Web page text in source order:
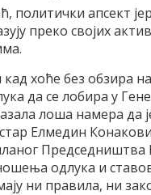
политички апсект
преко својих
хоће без обзира
да се лобира у
лоша намера
Елмедин
Председништва
одлука и
ни правила, ни